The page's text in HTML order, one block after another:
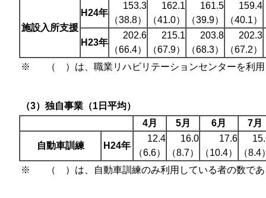
施設入所支援
H24年
153.3
（38.8）
162.1
（41.0）
161.5
（39.9）
159.4
（40.1）
H23年
202.6
（66.4）
215.1
（67.9）
203.8
（68.3）
202.3
（67.2）
※
（ ）は、職業リハビリテーションセンターを利
（3）独自事業（1日平均）
4月
5月 6月 7月
自動車訓練 H24年
12.4
（6.6）
16.0
（8.7）
17.6
（10.4）
（8.4
※
（ ）は、自動車訓練のみ利用している者の数で